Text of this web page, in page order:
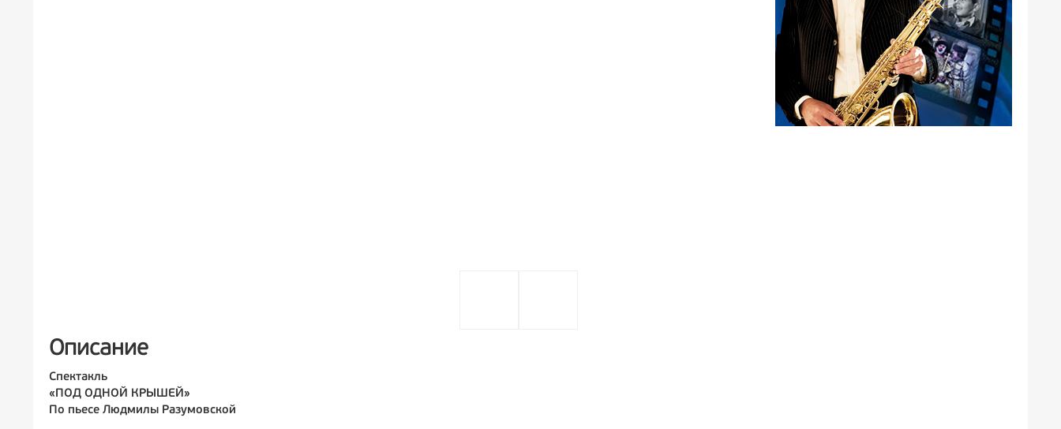
Описание
Спектакль
«ПОД ОДНОЙ КРЫШЕЙ»
По пьесе Людмилы Разумовской